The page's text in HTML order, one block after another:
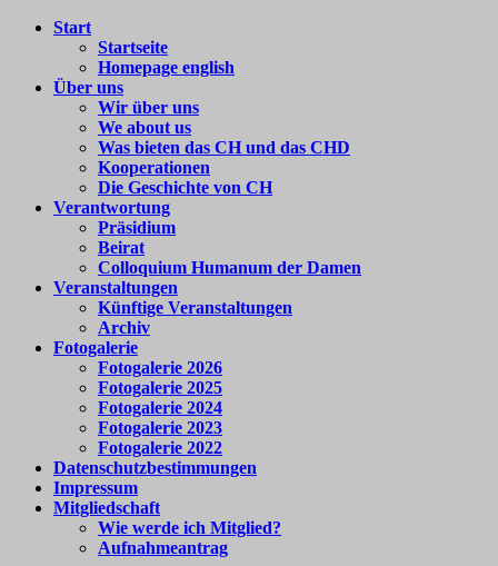
Zum
Colloquium
Humanum
e.V.
internationale
Begegnung
Start
Startseite
Homepage english
Über uns
Wir über uns
We about us
Was bieten das CH und das CHD
Kooperationen
Die Geschichte von CH
Verantwortung
Präsidium
Beirat
Colloquium Humanum der Damen
Veranstaltungen
Künftige Veranstaltungen
Archiv
Fotogalerie
Fotogalerie 2026
Fotogalerie 2025
Fotogalerie 2024
Fotogalerie 2023
Fotogalerie 2022
Datenschutzbestimmungen
Impressum
Mitgliedschaft
Wie werde ich Mitglied?
Aufnahmeantrag